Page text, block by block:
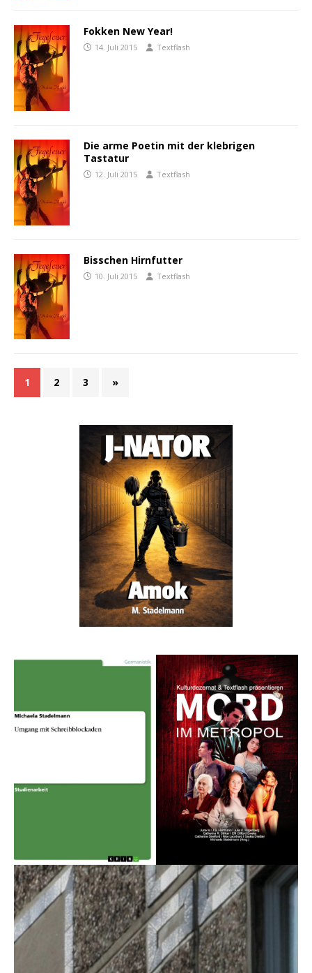
Fokken New Year!
14. Juli 2015 Textflash
Die arme Poetin mit der klebrigen
Tastatur
12. Juli 2015 Textflash
Bisschen Hirnfutter
10. Juli 2015 Textflash
1 2 3 »